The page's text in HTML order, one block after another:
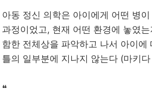
아동 정신 의학은 아이에게 어떤 병
과정이었고, 현재 어떤 환경에 놓였
함한 전체상을 파악하고 나서 아이
틀의 일부분에 지나지 않는다 (마키
❝